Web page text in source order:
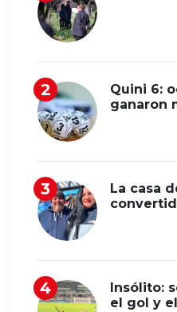
Quini 6:
ganaron
La casa
Insólito:
el gol y